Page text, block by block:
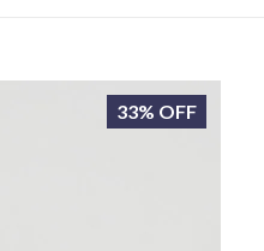
33% OFF